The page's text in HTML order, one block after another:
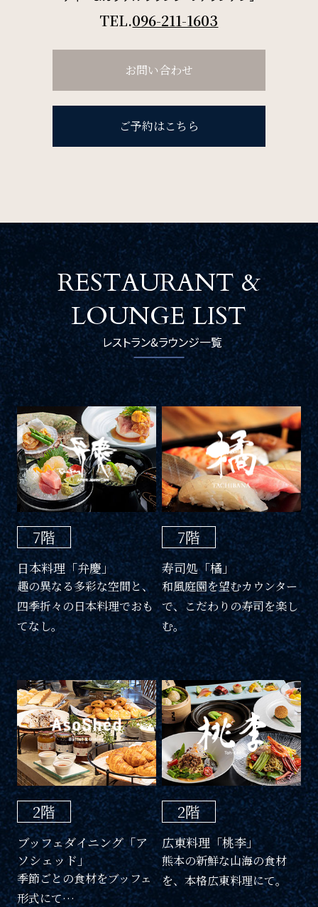
TEL.096-211-1603
お問い合わせ
ご予約はこちら
RESTAURANT &
LOUNGE LIST
レストラン&ラウンジ一覧
7階
日本料理「弁慶」
趣の異なる多彩な空間と、
四季折々の日本料理でおも
てなし。
7階
寿司処「橘」
和風庭園を望むカウンター
で、こだわりの寿司を楽し
む。
2階
ブッフェダイニング「ア
ソシェッド」
季節ごとの食材をブッフェ
形式にて…
2階
広東料理「桃李」
熊本の新鮮な山海の食材
を、本格広東料理にて。